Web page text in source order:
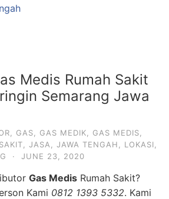
Medis Rumah Sakit
Semarang Jawa
GAS GAS MEDIK GAS MEDIS
JASA JAWA TENGAH LOKASI
· JUNE 23, 2020
Gas Medis Rumah Sakit?
Kami 0812 1393 5332. Kami